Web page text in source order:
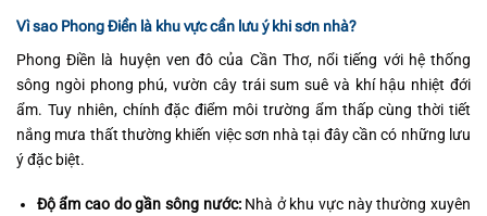
Vì sao Phong Điền là khu vực cần lưu ý khi sơn nhà?
Phong Điền là huyện ven đô của Cần Thơ, nổi tiếng với hệ thống
sông ngòi phong phú, vườn cây trái sum suê và khí hậu nhiệt đới
ẩm. Tuy nhiên, chính đặc điểm môi trường ẩm thấp cùng thời tiết
nắng mưa thất thường khiến việc sơn nhà tại đây cần có những lưu
ý đặc biệt.
Độ ẩm cao do gần sông nước:Nhà ở khu vực này thường xuyên